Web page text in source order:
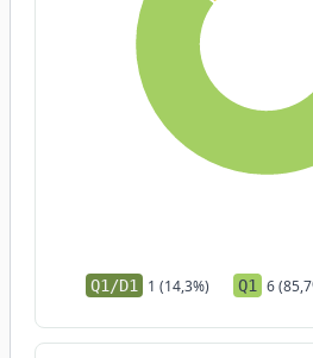
Q1/D1 1 (14,3%) Q1 6